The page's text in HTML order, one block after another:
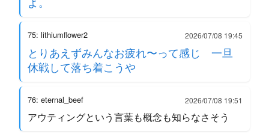
75: lithiumflower2 2026/07/08 19:45
とりあえずみんなお疲れ〜って感じ 一旦
休戦して落ち着こうや
76: eternal_beef 2026/07/08 19:51
アウティングという言葉も概念も知らなさそう